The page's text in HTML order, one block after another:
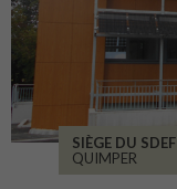
SIÈGE DU SDEF
QUIMPER